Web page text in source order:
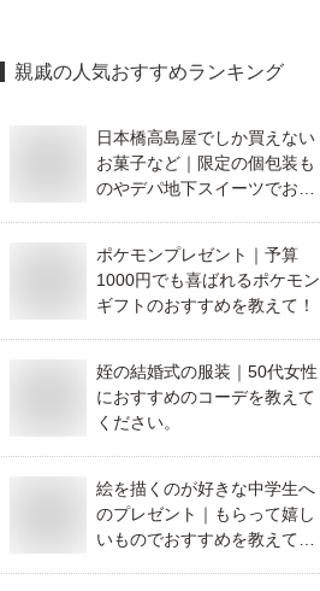
親戚の人気おすすめランキング
日本橋高島屋でしか買えない
お菓子など｜限定の個包装も
のやデパ地下スイーツでおす
ポケモンプレゼント｜予算
1000円でも喜ばれるポケモン
ギフトのおすすめを教えて！
姪の結婚式の服装｜50代女性
におすすめのコーデを教えて
ください。
絵を描くのが好きな中学生へ
のプレゼント｜もらって嬉し
いものでおすすめを教えてく